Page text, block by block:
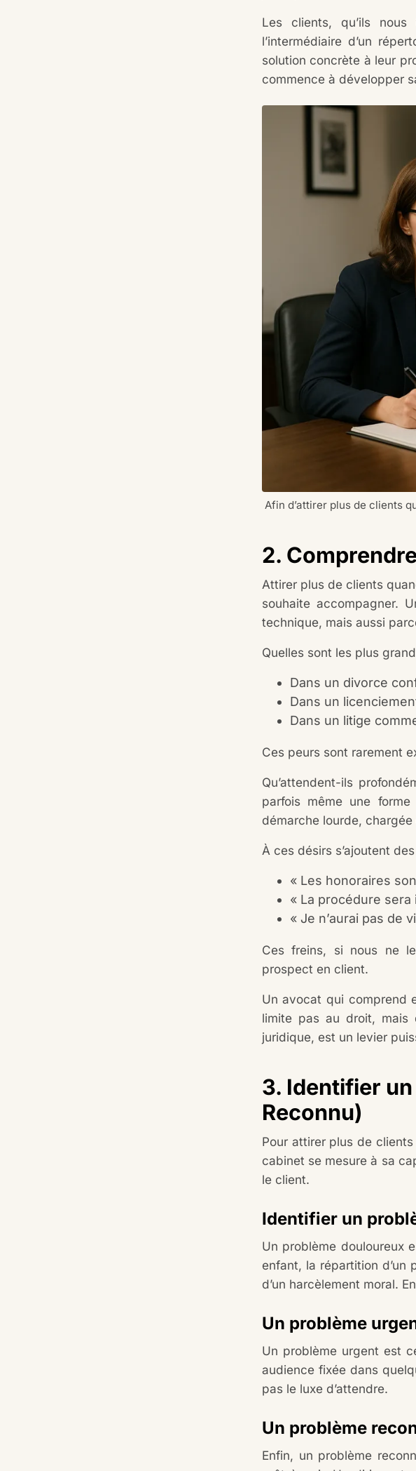
Les clients, qu’ils
l’intermédiaire d’un
solution concrète à leur
commence à développer
Afin d’attirer plus de clients
2.
Attirer plus de clients
souhaite accompagner.
technique, mais aussi
Quelles sont les plus
Dans un divorce
Dans un
Dans un litige
Ces peurs sont rarement
Qu’attendent-ils
parfois même une
démarche lourde, chargée
À ces désirs s’ajoutent
« Les honoraires
« La procédure sera
« Je n’aurai pas de
Ces freins, si nous ne
prospect en client.
Un avocat qui comprend
limite pas au droit, mais
juridique, est un levier
3. Identifier
Reconnu)
Pour attirer plus de
cabinet se mesure à sa
le client.
Identifier un
Un problème douloureux
enfant, la répartition d’un
d’un harcèlement moral.
Un problème
Un problème urgent est
audience fixée dans
pas le luxe d’attendre.
Un problème
Enfin, un problème